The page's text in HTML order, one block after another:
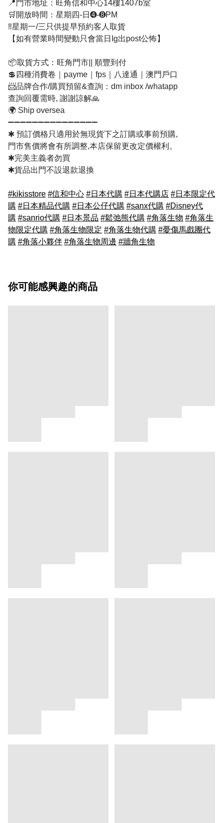
📍門市地址：旺角信和中心14樓1407b室
🛒開放時間：星期四-日➍-➑PM
‼️星期一/三只供提早預約客人取貨
【如有營業時間變動只會當日Ig出post公怖】
📦取貨方式：旺角門市|| 順豐到付
💲四種消費卷｜payme｜fps｜八達通｜澳門戶口
📨品牌合作/購買預留&查詢：dm inbox /whatapp
查詢回覆需時, 謝謝諒解🙏
🌍 Ship oversea
➖➖➖➖➖➖➖➖➖➖➖➖➖➖➖
✱ 預訂價格只適用於無現貨下之訂購或事前預購,
門市售價將會有所調整,本店保留更改定價權利。
✱完美主義者勿買
✱貨品出門不設退款退換
#kikisstore #信和中心 #日本代購 #日本代購店 #日本限定代
購 #日本精品代購 #日本公仔代購 #sanx代購 #Disney代
購 #sanrio代購 #日本景品 #鬆弛熊代購 #角落生物 #角落生
物限定代購 #角落生物限定 #角落生物代購 #憂傷馬戲團代
購 #角落小夥伴 #角落生物周邊 #牆角生物
你可能感興趣的商品